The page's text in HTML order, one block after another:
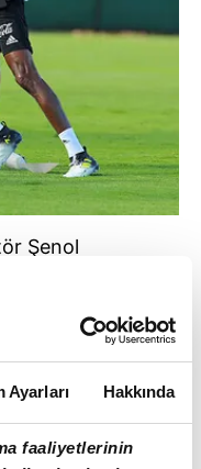
Ayarları Hakkında
faaliyetlerinin
Şenol